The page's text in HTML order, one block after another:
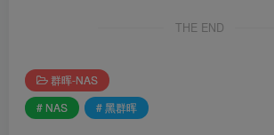
THE END
群晖-NAS
# NAS
# 黑群晖